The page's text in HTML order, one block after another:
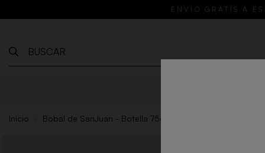
ENVÍO GRATIS A
Inicio Bobal de SanJuan - Botella 75cl